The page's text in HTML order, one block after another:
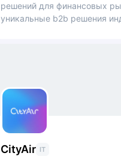
решений для финансовых
уникальные b2b решения
CityAir IT